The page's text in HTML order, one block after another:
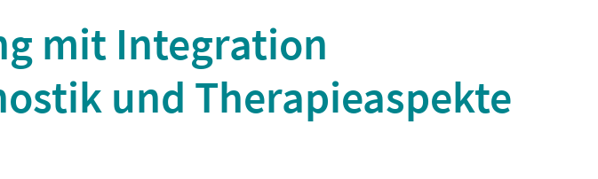
mit Integration
und Therapieaspekte